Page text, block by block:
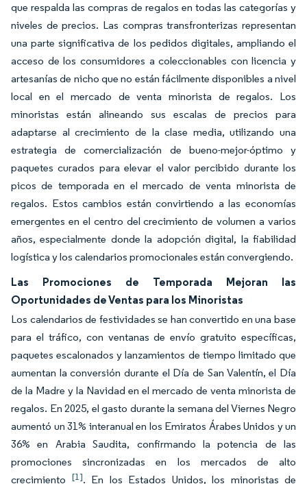
que respalda las compras de regalos en todas las categorías y
niveles de precios. Las compras transfronterizas representan
una parte significativa de los pedidos digitales, ampliando el
acceso de los consumidores a coleccionables con licencia y
artesanías de nicho que no están fácilmente disponibles a nivel
local en el mercado de venta minorista de regalos. Los
minoristas están alineando sus escalas de precios para
adaptarse al crecimiento de la clase media, utilizando una
estrategia de comercialización de bueno-mejor-óptimo y
paquetes curados para elevar el valor percibido durante los
picos de temporada en el mercado de venta minorista de
regalos. Estos cambios están convirtiendo a las economías
emergentes en el centro del crecimiento de volumen a varios
años, especialmente donde la adopción digital, la fiabilidad
logística y los calendarios promocionales están convergiendo.
Las Promociones de Temporada Mejoran las
Oportunidades de Ventas para los Minoristas
Los calendarios de festividades se han convertido en una base
para el tráfico, con ventanas de envío gratuito específicas,
paquetes escalonados y lanzamientos de tiempo limitado que
aumentan la conversión durante el Día de San Valentín, el Día
de la Madre y la Navidad en el mercado de venta minorista de
regalos. En 2025, el gasto durante la semana del Viernes Negro
aumentó un 31% interanual en los Emiratos Árabes Unidos y un
36% en Arabia Saudita, confirmando la potencia de las
promociones sincronizadas en los mercados de alto
crecimiento [1]. En los Estados Unidos, los minoristas de